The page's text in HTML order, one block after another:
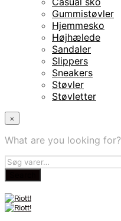
Gummistøvler
Hjemmesko
Højhælede
Sandaler
Slippers
Sneakers
Støvler
Støvletter
×
What are you looking for?